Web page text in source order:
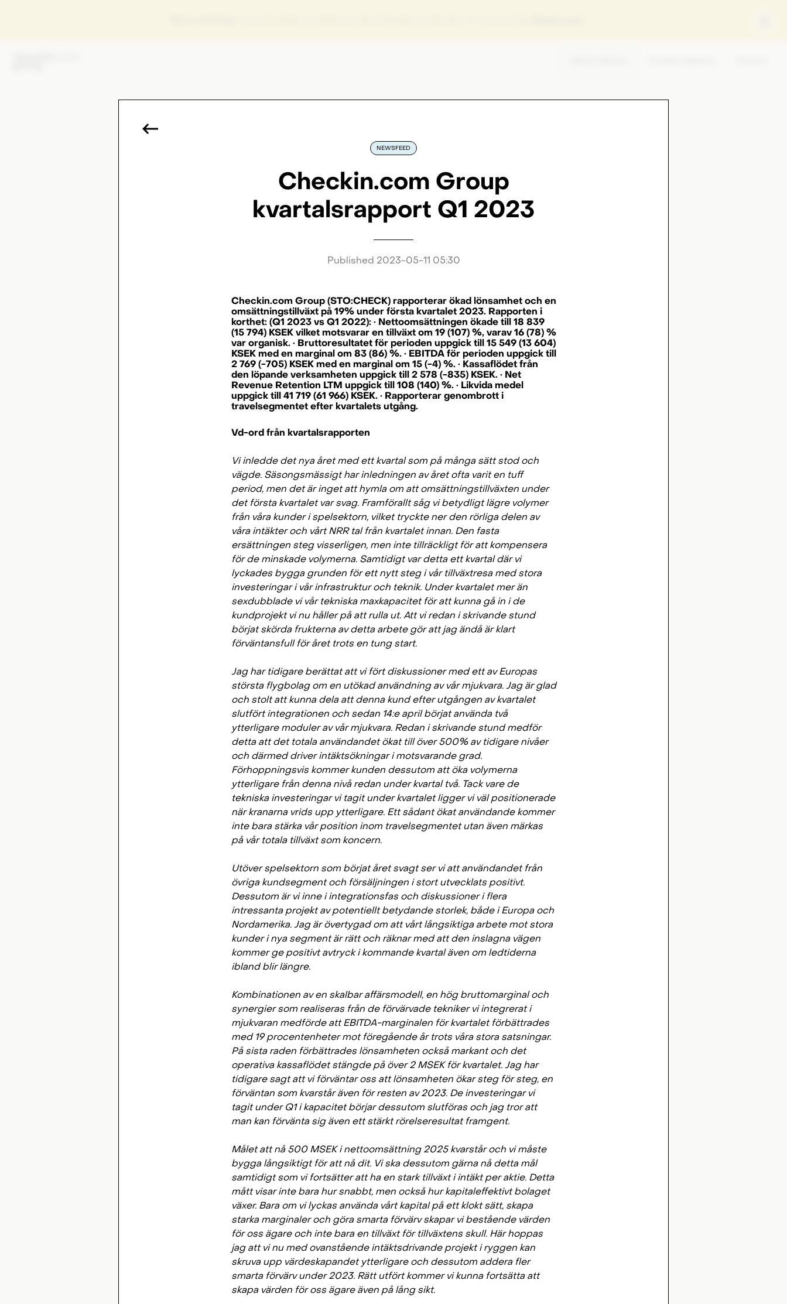
NEWSFEED
Checkin.com Group
kvartalsrapport Q1 2023
Published 2023-05-11 05:30
Checkin.com Group (STO:CHECK) rapporterar ökad lönsamhet och en
omsättningstillväxt på 19% under första kvartalet 2023. Rapporten i
korthet: (Q1 2023 vs Q1 2022): · Nettoomsättningen ökade till 18 839
(15 794) KSEK vilket motsvarar en tillväxt om 19 (107) %, varav 16 (78) %
var organisk. · Bruttoresultatet för perioden uppgick till 15 549 (13 604)
KSEK med en marginal om 83 (86) %. · EBITDA för perioden uppgick till
2 769 (-705) KSEK med en marginal om 15 (-4) %. · Kassaflödet från
den löpande verksamheten uppgick till 2 578 (-835) KSEK. · Net
Revenue Retention LTM uppgick till 108 (140) %. · Likvida medel
uppgick till 41 719 (61 966) KSEK. · Rapporterar genombrott i
travelsegmentet efter kvartalets utgång.
Vd-ord från kvartalsrapporten
Vi inledde det nya året med ett kvartal som på många sätt stod och
vägde. Säsongsmässigt har inledningen av året ofta varit en tuff
period, men det är inget att hymla om att omsättningstillväxten under
det första kvartalet var svag. Framförallt såg vi betydligt lägre volymer
från våra kunder i spelsektorn, vilket tryckte ner den rörliga delen av
våra intäkter och vårt NRR tal från kvartalet innan. Den fasta
ersättningen steg visserligen, men inte tillräckligt för att kompensera
för de minskade volymerna. Samtidigt var detta ett kvartal där vi
lyckades bygga grunden för ett nytt steg i vår tillväxtresa med stora
investeringar i vår infrastruktur och teknik. Under kvartalet mer än
sexdubblade vi vår tekniska maxkapacitet för att kunna gå in i de
kundprojekt vi nu håller på att rulla ut. Att vi redan i skrivande stund
börjat skörda frukterna av detta arbete gör att jag ändå är klart
förväntansfull för året trots en tung start.
Jag har tidigare berättat att vi fört diskussioner med ett av Europas
största flygbolag om en utökad användning av vår mjukvara. Jag är glad
och stolt att kunna dela att denna kund efter utgången av kvartalet
slutfört integrationen och sedan 14:e april börjat använda två
ytterligare moduler av vår mjukvara. Redan i skrivande stund medför
detta att det totala användandet ökat till över 500% av tidigare nivåer
och därmed driver intäktsökningar i motsvarande grad.
Förhoppningsvis kommer kunden dessutom att öka volymerna
ytterligare från denna nivå redan under kvartal två. Tack vare de
tekniska investeringar vi tagit under kvartalet ligger vi väl positionerade
när kranarna vrids upp ytterligare. Ett sådant ökat användande kommer
inte bara stärka vår position inom travelsegmentet utan även märkas
på vår totala tillväxt som koncern.
Utöver spelsektorn som börjat året svagt ser vi att användandet från
övriga kundsegment och försäljningen i stort utvecklats positivt.
Dessutom är vi inne i integrationsfas och diskussioner i flera
intressanta projekt av potentiellt betydande storlek, både i Europa och
Nordamerika. Jag är övertygad om att vårt långsiktiga arbete mot stora
kunder i nya segment är rätt och räknar med att den inslagna vägen
kommer ge positivt avtryck i kommande kvartal även om ledtiderna
ibland blir längre.
Kombinationen av en skalbar affärsmodell, en hög bruttomarginal och
synergier som realiseras från de förvärvade tekniker vi integrerat i
mjukvaran medförde att EBITDA-marginalen för kvartalet förbättrades
med 19 procentenheter mot föregående år trots våra stora satsningar.
På sista raden förbättrades lönsamheten också markant och det
operativa kassaflödet stängde på över 2 MSEK för kvartalet. Jag har
tidigare sagt att vi förväntar oss att lönsamheten ökar steg för steg, en
förväntan som kvarstår även för resten av 2023. De investeringar vi
tagit under Q1 i kapacitet börjar dessutom slutföras och jag tror att
man kan förvänta sig även ett stärkt rörelseresultat framgent.
Målet att nå 500 MSEK i nettoomsättning 2025 kvarstår och vi måste
bygga långsiktigt för att nå dit. Vi ska dessutom gärna nå detta mål
samtidigt som vi fortsätter att ha en stark tillväxt i intäkt per aktie. Detta
mått visar inte bara hur snabbt, men också hur kapitaleffektivt bolaget
växer. Bara om vi lyckas använda vårt kapital på ett klokt sätt, skapa
starka marginaler och göra smarta förvärv skapar vi bestående värden
för oss ägare och inte bara en tillväxt för tillväxtens skull. Här hoppas
jag att vi nu med ovanstående intäktsdrivande projekt i ryggen kan
skruva upp värdeskapandet ytterligare och dessutom addera fler
smarta förvärv under 2023. Rätt utfört kommer vi kunna fortsätta att
skapa värden för oss ägare även på lång sikt.